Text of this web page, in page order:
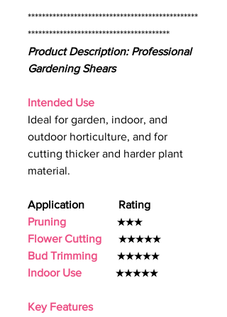
************************************************
****************************************
Product Description: Professional
Gardening Shears
Intended Use
Ideal for garden, indoor, and
outdoor horticulture, and for
cutting thicker and harder plant
material.
Application Rating
Pruning
★★★
Flower Cutting ★★★★★
Bud Trimming ★★★★★
Indoor Use ★★★★★
Key Features